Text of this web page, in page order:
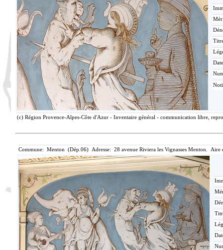
(c) Région Provence-Alpes-Côte d'Azur - Inventaire général - communication libre,
Commune: Menton (Dép.06) Adresse: 28 avenue Riviera les Vignasses Menton.